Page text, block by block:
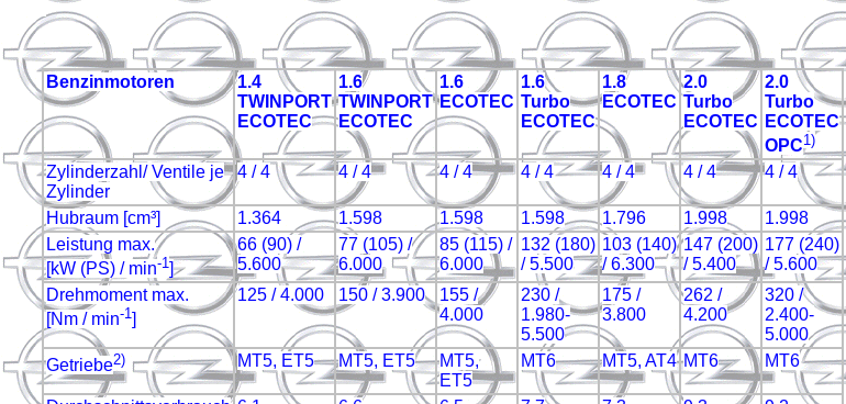
Benzinmotoren
1.4
TWINPORT
ECOTEC
1.6
TWINPORT
ECOTEC
1.6
ECOTEC
1.6
Turbo
ECOTEC
1.8
ECOTEC
2.0
Turbo
ECOTEC
2.0
Turbo
ECOTEC
OPC1)
Zylinderzahl/ Ventile je
Zylinder
4 / 4 4 / 4 4 / 4 4 / 4 4 / 4 4 / 4 4 / 4
Hubraum [cm³] 1.364 1.598 1.598 1.598 1.796 1.998
1.998
Leistung max.
[kW (PS) / min-1 ]
66 (90) /
5.600
77 (105) /
6.000
85 (115) /
6.000
132 (180)
/ 5.500
103 (140)
/ 6.300
147 (200)
/ 5.400
177 (240)
/ 5.600
Drehmoment max.
[Nm / min-1 ]
125 / 4.000 150 / 3.900
155 /
4.000
230 /
1.980-
5.500
175 /
3.800
262 /
4.200
320 /
2.400-
5.000
Getriebe2) MT5, ET5 MT5, ET5
MT5,
ET5
MT6 MT5, AT4 MT6 MT6